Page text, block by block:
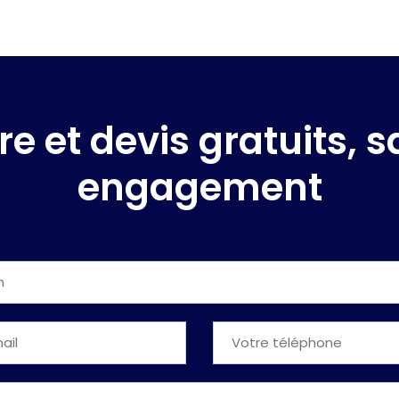
et devis gratuits,
engagement